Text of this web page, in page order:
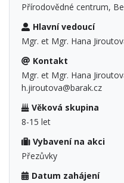
Přírodovědné centrum,
Hlavní vedoucí
Mgr. et Mgr. Hana
Kontakt
Mgr. et Mgr. Hana
h.jiroutova@barak.cz
Věková skupina
8-15 let
Vybavení na akci
Přezůvky
Datum zahájení